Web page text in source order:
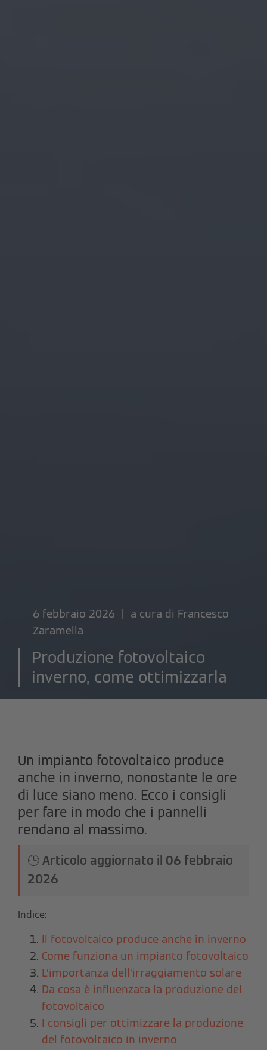
6 febbraio 2026 | a cura di Francesco
Zaramella
Produzione fotovoltaico
inverno, come ottimizzarla
Un impianto fotovoltaico produce
anche in inverno, nonostante le ore
di luce siano meno. Ecco i consigli
per fare in modo che i pannelli
rendano al massimo.
🕒Articolo aggiornato il 06 febbraio
2026
Indice:
Il fotovoltaico produce anche in inverno
Come funziona un impianto fotovoltaico
L’importanza dell’irraggiamento solare
Da cosa è influenzata la produzione del
fotovoltaico
I consigli per ottimizzare la produzione
del fotovoltaico in inverno